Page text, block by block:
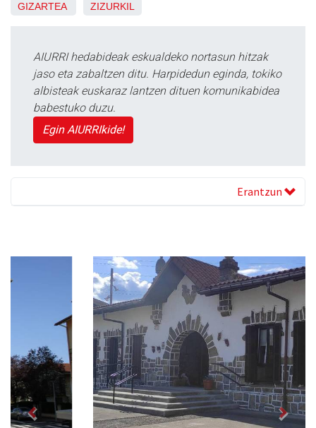
GIZARTEA ZIZURKIL
AIURRI hedabideak eskualdeko nortasun hitzak
jaso eta zabaltzen ditu. Harpidedun eginda, tokiko
albisteak euskaraz lantzen dituen komunikabidea
babestuko duzu.
Egin AIURRIkide!
Erantzun
Previous Next